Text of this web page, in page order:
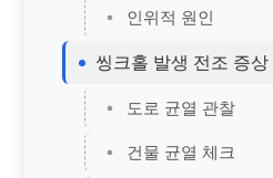
인위적 원인
씽크홀 발생 전조 증상
도로 균열 관찰
건물 균열 체크